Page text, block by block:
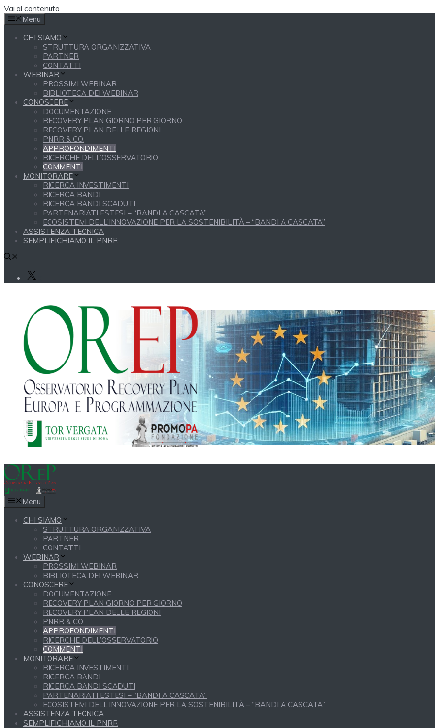
Vai al contenuto
Menu
CHI SIAMO
STRUTTURA ORGANIZZATIVA
PARTNER
CONTATTI
WEBINAR
PROSSIMI WEBINAR
BIBLIOTECA DEI WEBINAR
CONOSCERE
DOCUMENTAZIONE
RECOVERY PLAN GIORNO PER GIORNO
RECOVERY PLAN DELLE REGIONI
PNRR & CO.
APPROFONDIMENTI
RICERCHE DELL’OSSERVATORIO
COMMENTI
MONITORARE
RICERCA INVESTIMENTI
RICERCA BANDI
RICERCA BANDI SCADUTI
PARTENARIATI ESTESI – “BANDI A CASCATA”
ECOSISTEMI DELL’INNOVAZIONE PER LA SOSTENIBILITÀ – “BANDI A CASCATA”
ASSISTENZA TECNICA
SEMPLIFICHIAMO IL PNRR
Menu
CHI SIAMO
STRUTTURA ORGANIZZATIVA
PARTNER
CONTATTI
WEBINAR
PROSSIMI WEBINAR
BIBLIOTECA DEI WEBINAR
CONOSCERE
DOCUMENTAZIONE
RECOVERY PLAN GIORNO PER GIORNO
RECOVERY PLAN DELLE REGIONI
PNRR & CO.
APPROFONDIMENTI
RICERCHE DELL’OSSERVATORIO
COMMENTI
MONITORARE
RICERCA INVESTIMENTI
RICERCA BANDI
RICERCA BANDI SCADUTI
PARTENARIATI ESTESI – “BANDI A CASCATA”
ECOSISTEMI DELL’INNOVAZIONE PER LA SOSTENIBILITÀ – “BANDI A CASCATA”
ASSISTENZA TECNICA
SEMPLIFICHIAMO IL PNRR